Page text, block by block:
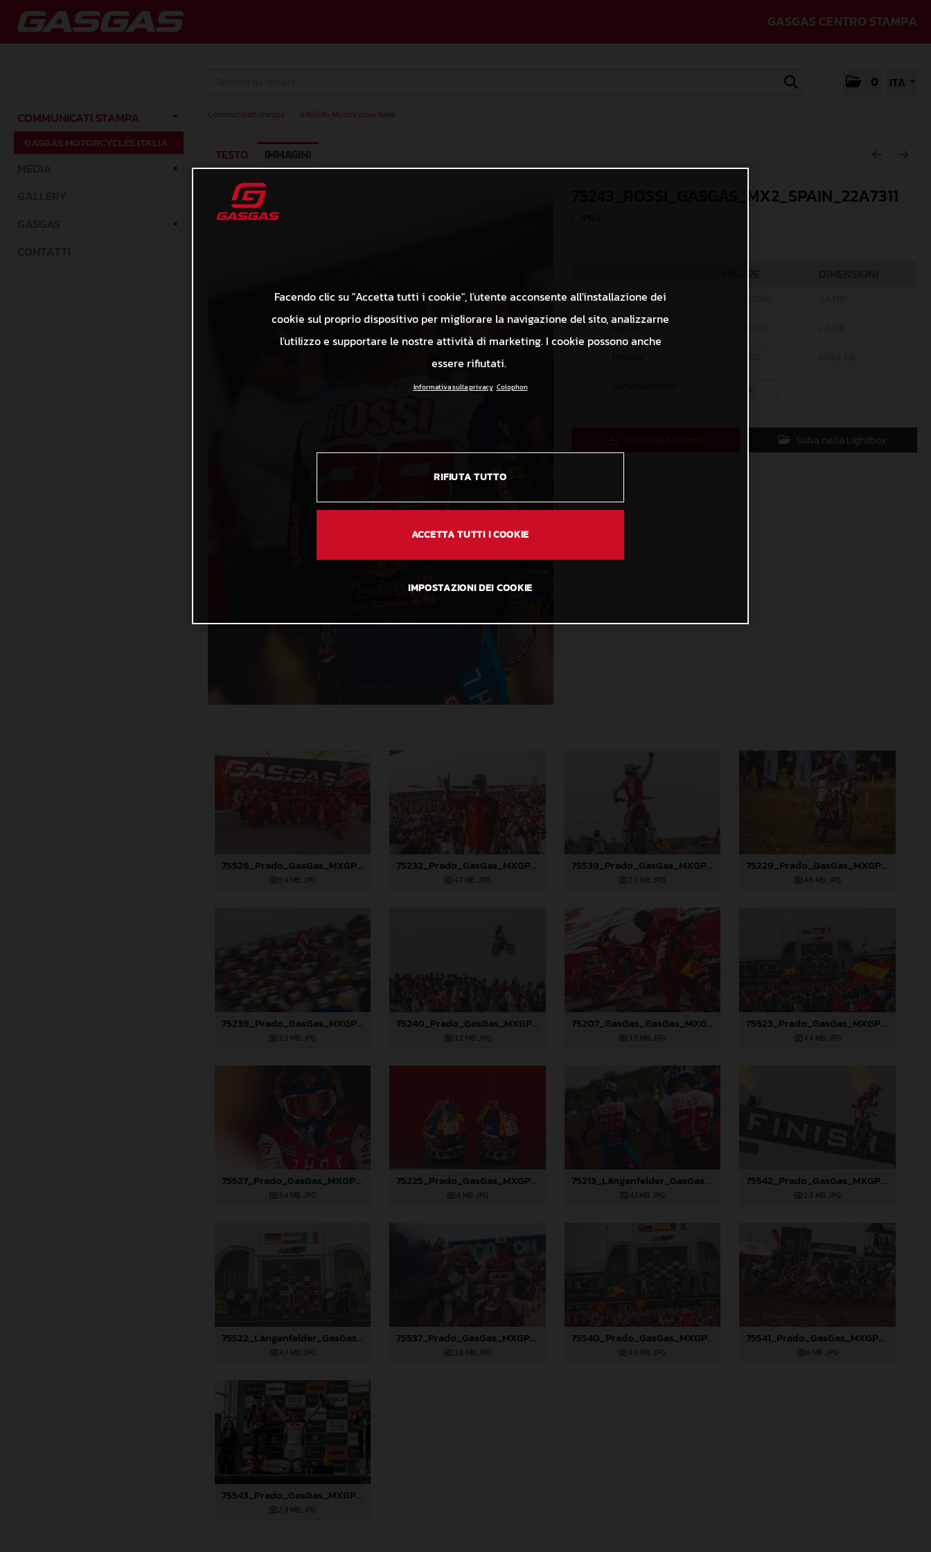
GASGAS CENTRO STAMPA
0 ITA
COMMUNICATI STAMPA
GASGAS MOTORCYCLES ITALIA
Communicati stampa GASGAS Motorcycles Italia
TESTO IMMAGINI
75243_ROSSI_GASGAS_MX2_SPAIN_22A7311
Originale
x
Salva nella Lightbox
75526_Prado_GasGas_MXGP_Spain_22A0502
5,4 MB .JPG
75232_Prado_GasGas_MXGP_Spain_22A9587
4,7 MB .JPG
75539_Prado_GasGas_MXGP_Spain_22A9817
2,9 MB .JPG
75229_Prado_GasGas_MXGP_Spain_22A6691
4,6 MB .JPG
75239_Prado_GasGas_MXGP_Spain_96A8908
3,3 MB .JPG
75240_Prado_GasGas_MXGP_Spain_96A9052
3,2 MB .JPG
75207_GasGas_GasGas_MXGP_Spain_22A6039
3,9 MB .JPG
75523_Prado_GasGas_MXGP_Spain_22A0006
4,4 MB .JPG
75527_Prado_GasGas_MXGP_Spain_22A4867
3,4 MB .JPG
75225_Prado_GasGas_MXGP_Spain_22A6350
4 MB .JPG
75213_Längenfelder_GasGas_MX2_Spain_22A7873
4,1 MB .JPG
75542_Prado_GasGas_MXGP_Spain_B6A8921
2,3 MB .JPG
75522_Längenfelder_GasGas_MX2_Spain_96A2860
4,7 MB .JPG
75537_Prado_GasGas_MXGP_Spain_22A7603
3,8 MB .JPG
75540_Prado_GasGas_MXGP_Spain_22A9929
4,9 MB .JPG
75541_Prado_GasGas_MXGP_Spain_B6A7193
6 MB .JPG
75543_Prado_GasGas_MXGP_Spain_H9A6993
2,4 MB .JPG
Facendo clic su "Accetta tutti i cookie", l'utente acconsente all'installazione dei
cookie sul proprio dispositivo per migliorare la navigazione del sito, analizzarne
l'utilizzo e supportare le nostre attività di marketing. I cookie possono anche
essere rifiutati.
Informativa sulla privacy Colophon
RIFIUTA TUTTO
ACCETTA TUTTI I COOKIE
IMPOSTAZIONI DEI COOKIE